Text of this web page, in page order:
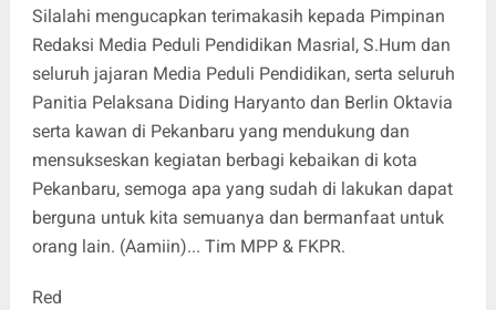
Silalahi mengucapkan terimakasih kepada Pimpinan
Redaksi Media Peduli Pendidikan Masrial, S.Hum dan
seluruh jajaran Media Peduli Pendidikan, serta seluruh
Panitia Pelaksana Diding Haryanto dan Berlin Oktavia
serta kawan di Pekanbaru yang mendukung dan
mensukseskan kegiatan berbagi kebaikan di kota
Pekanbaru, semoga apa yang sudah di lakukan dapat
berguna untuk kita semuanya dan bermanfaat untuk
orang lain. (Aamiin)... Tim MPP & FKPR.
Red